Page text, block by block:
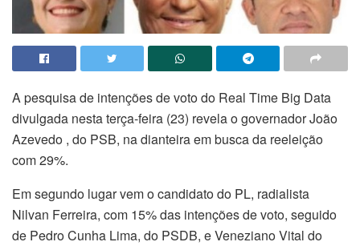
A pesquisa de intenções de voto do Real Time Big Data
divulgada nesta terça-feira (23) revela o governador João
Azevedo , do PSB, na dianteira em busca da reeleição
com 29%.
Em segundo lugar vem o candidato do PL, radialista
Nilvan Ferreira, com 15% das intenções de voto, seguido
de Pedro Cunha Lima, do PSDB, e Veneziano Vital do